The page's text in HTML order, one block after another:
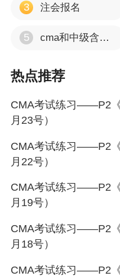
相关推荐>>>
3 注会报名
5 cma和中级含金量
热点推荐
CMA考试练习——P2
月23号）
CMA考试练习——P2
月22号）
CMA考试练习——P2
月19号）
CMA考试练习——P2
月18号）
CMA考试练习——P2